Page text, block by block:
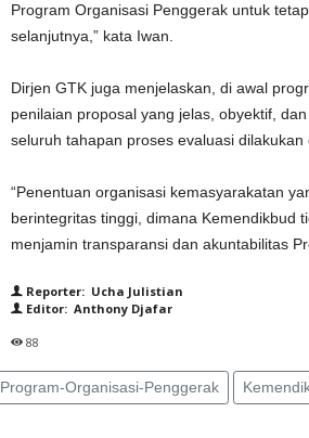
Program Organisasi Penggerak untuk
selanjutnya,” kata Iwan.
Dirjen GTK juga menjelaskan, di awal
penilaian proposal yang jelas, obyektif,
seluruh tahapan proses evaluasi dilakukan
“Penentuan organisasi kemasyarakatan
berintegritas tinggi, dimana Kemendikbud
menjamin transparansi dan akuntabilitas
Reporter: Ucha Julistian
Editor: Anthony Djafar
88
Program-Organisasi-Penggerak